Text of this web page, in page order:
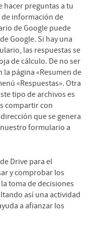
hacer preguntas a tu
información de
de Google puede
Google. Si hay una
las respuestas se
de cálculo. De no ser
página «Resumen de
«Respuestas». Otra
tipo de archivos es
compartir con
que se genera
formulario a
Drive para el
y comprobar los
toma de decisiones
así una actividad
a afianzar los